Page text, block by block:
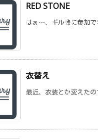
RED STONE
はぁ～、ギル戦に参加
衣替え
最近、衣装とか変えた